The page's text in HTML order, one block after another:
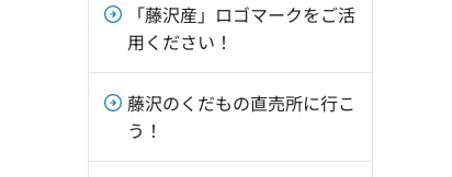
「藤沢産」ロゴマークをご活
用ください！
藤沢のくだもの直売所に行こ
う！